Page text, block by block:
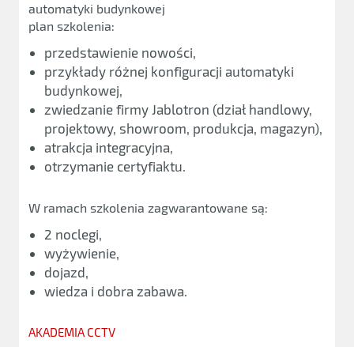
automatyki budynkowej
plan szkolenia:
przedstawienie nowości,
przykłady różnej konfiguracji automatyki
budynkowej,
zwiedzanie firmy Jablotron (dział handlowy,
projektowy, showroom, produkcja, magazyn),
atrakcja integracyjna,
otrzymanie certyfiaktu.
W ramach szkolenia zagwarantowane są:
2 noclegi,
wyżywienie,
dojazd,
wiedza i dobra zabawa.
AKADEMIA CCTV